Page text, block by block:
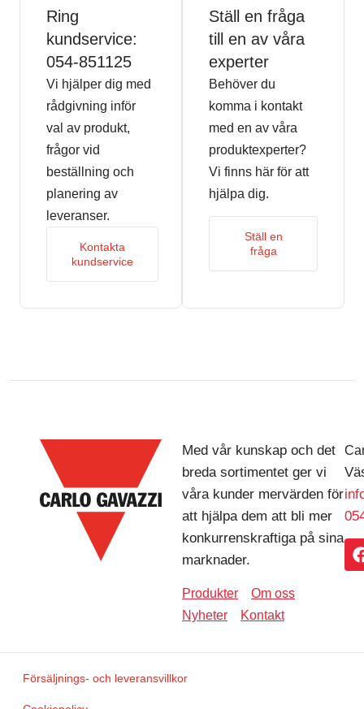
Ring
kundservice:
054-851125
Vi hjälper dig med
rådgivning inför
val av produkt,
frågor vid
beställning och
planering av
leveranser.
Kontakta
kundservice
Ställ en fråga
till en av våra
experter
Behöver du
komma i kontakt
med en av våra
produktexperter?
Vi finns här för att
hjälpa dig.
Ställ en
fråga
Med vår kunskap och det
breda sortimentet ger vi
våra kunder mervärden för
att hjälpa dem att bli mer
konkurrenskraftiga på sina
marknader.
Produkter
Om oss
Nyheter
Kontakt
Försäljnings- och leveransvillkor